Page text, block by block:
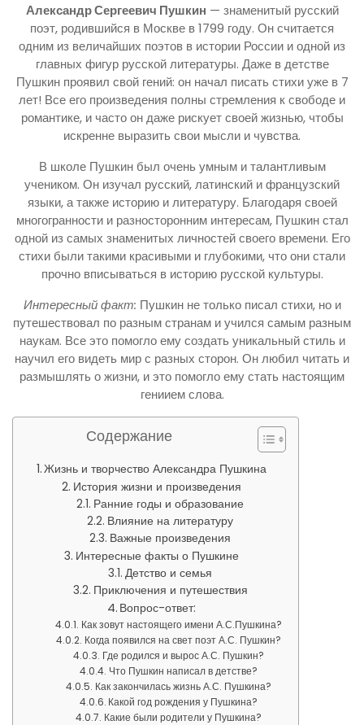
Александр Сергеевич Пушкин — знаменитый русский
поэт, родившийся в Москве в 1799 году. Он считается
одним из величайших поэтов в истории России и одной из
главных фигур русской литературы. Даже в детстве
Пушкин проявил свой гений: он начал писать стихи уже в 7
лет! Все его произведения полны стремления к свободе и
романтике, и часто он даже рискует своей жизнью, чтобы
искренне выразить свои мысли и чувства.
В школе Пушкин был очень умным и талантливым
учеником. Он изучал русский, латинский и французский
языки, а также историю и литературу. Благодаря своей
многогранности и разносторонним интересам, Пушкин стал
одной из самых знаменитых личностей своего времени. Его
стихи были такими красивыми и глубокими, что они стали
прочно вписываться в историю русской культуры.
Интересный факт: Пушкин не только писал стихи, но и
путешествовал по разным странам и учился самым разным
наукам. Все это помогло ему создать уникальный стиль и
научил его видеть мир с разных сторон. Он любил читать и
размышлять о жизни, и это помогло ему стать настоящим
гениием слова.
Содержание
Жизнь и творчество Александра Пушкина
История жизни и произведения
Ранние годы и образование
Влияние на литературу
Важные произведения
Интересные факты о Пушкине
Детство и семья
Приключения и путешествия
Вопрос-ответ:
Как зовут настоящего имени А.С.Пушкина?
Когда появился на свет поэт А.С. Пушкин?
Где родился и вырос А.С. Пушкин?
Что Пушкин написал в детстве?
Как закончилась жизнь А.С. Пушкина?
Какой год рождения у Пушкина?
Какие были родители у Пушкина?